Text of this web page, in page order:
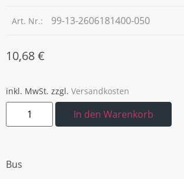
Art. Nr.: 99-13-2606181400-050
10,68€
inkl. MwSt. zzgl. Versandkosten
In den Warenkorb
Bus